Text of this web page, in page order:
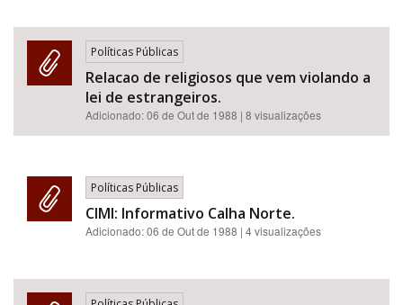
Políticas Públicas
Relacao de religiosos que vem violando a
lei de estrangeiros.
Adicionado:06 de Out de 1988 | 8 visualizações
Políticas Públicas
CIMI: Informativo Calha Norte.
Adicionado:06 de Out de 1988 | 4 visualizações